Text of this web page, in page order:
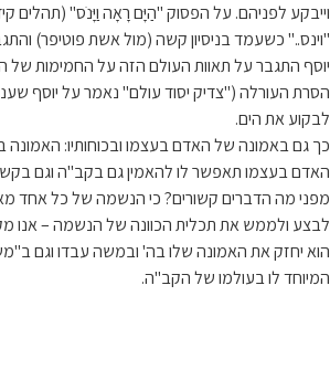
וייבקע לפניהם. על הפסוק "הַיָּם רָאָה וַיָּנֹס" (תהלים
"וינס.." כשעמד בניסיון קשה (מול אשת פוטיפר)
יוסף התגבר על תאוות העולם הזה על החמימות של
הסרת העורלה ("צדיק יסוד עולם" נאמר על יוסף
לבקוע את הים.
כך גם באמונה של האדם בעצמו ובכוחותיו:
האדם בעצמו תאפשר לו להאמין גם בקב"ה וגם
מפני מה הדברים קשורים? כי הנשמה של כל אחד
לבצע ולממש את תכלית הכוונה של הנשמה – אנו
הוא יחזק את האמונה שלו בה' ובמשה עבדו וגם
המיוחד לו בעולמו של הקב"ה.